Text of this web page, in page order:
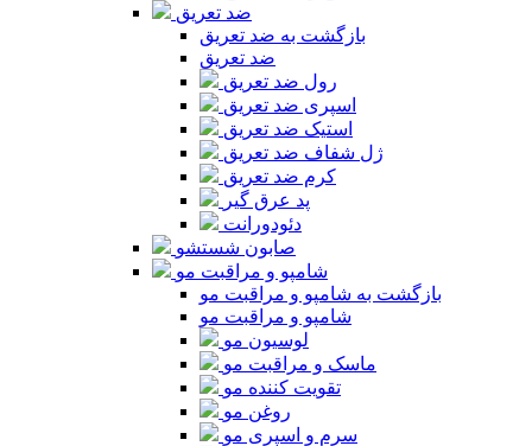
ضد تعریق
بازگشت به ضد تعریق
ضد تعریق
رول ضد تعریق
اسپری ضد تعریق
استیک ضد تعریق
ژل شفاف ضد تعریق
کرم ضد تعریق
پد عرق گیر
دئودورانت
صابون شستشو
شامپو و مراقبت مو
بازگشت به شامپو و مراقبت مو
شامپو و مراقبت مو
لوسیون مو
ماسک و مراقبت مو
تقویت کننده مو
روغن مو
سرم و اسپری مو